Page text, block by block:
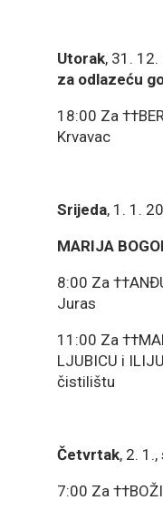
Utorak, 31.
za odlazeću
18:00 Za
Krvavac
Srijeda, 1. 1.
MARIJA
8:00 Za
Juras
11:00 Za
LJUBICU i
čistilištu
Četvrtak, 2.
7:00 Za